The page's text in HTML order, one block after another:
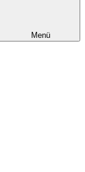
Menü